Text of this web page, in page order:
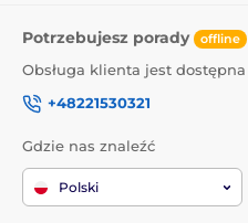
Potrzebujesz porady offline
Obsługa klienta jest dostępna
+48221530321
Gdzie nas znaleźć
Polski